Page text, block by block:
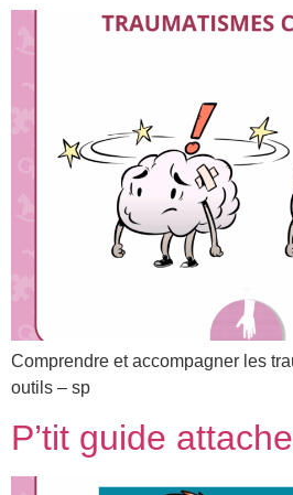
Comprendre et accompagner les
outils – sp
P’tit guide